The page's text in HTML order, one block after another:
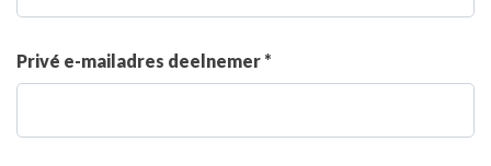
Privé e-mailadres deelnemer *